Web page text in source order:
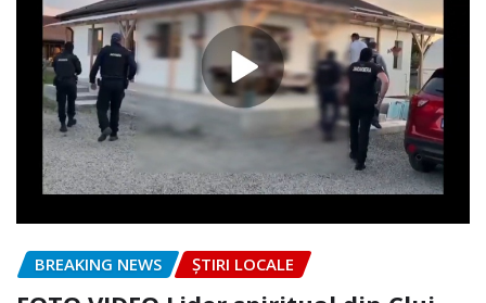
BREAKING NEWS ȘTIRI LOCALE